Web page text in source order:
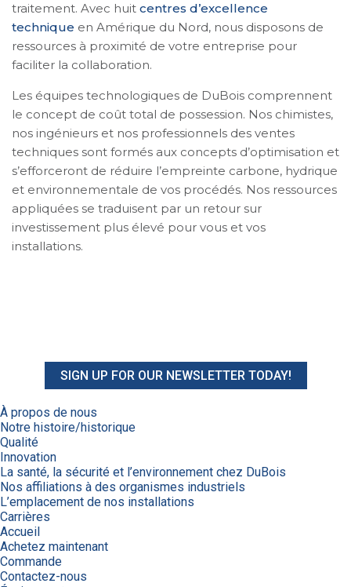
traitement. Avec huit centres d’excellence
technique en Amérique du Nord, nous disposons de
ressources à proximité de votre entreprise pour
faciliter la collaboration.
Les équipes technologiques de DuBois comprennent
le concept de coût total de possession. Nos chimistes,
nos ingénieurs et nos professionnels des ventes
techniques sont formés aux concepts d’optimisation et
s’efforceront de réduire l’empreinte carbone, hydrique
et environnementale de vos procédés. Nos ressources
appliquées se traduisent par un retour sur
investissement plus élevé pour vous et vos
installations.
SIGN UP FOR OUR NEWSLETTER TODAY!
À propos de nous
Notre histoire/historique
Qualité
Innovation
La santé, la sécurité et l’environnement chez DuBois
Nos affiliations à des organismes industriels
L’emplacement de nos installations
Carrières
Accueil
Achetez maintenant
Commande
Contactez-nous